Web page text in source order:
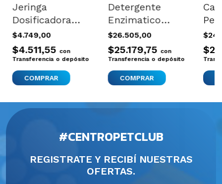
Jeringa
Dosificadora
Perro Gato
Cachorr
Medicacion
Pastillla Variado
$4.749,00
$4.511,55 con
Transferencia o depósito
Detergente
Enzimatico
Saca Olor Pis
Gatos Perros
Mancha 1 Lt
$26.505,00
$25.179,75 con
Transferencia o depósito
#CENTROPETCLUB
REGISTRATE Y RECIBÍ NUESTRAS
OFERTAS.